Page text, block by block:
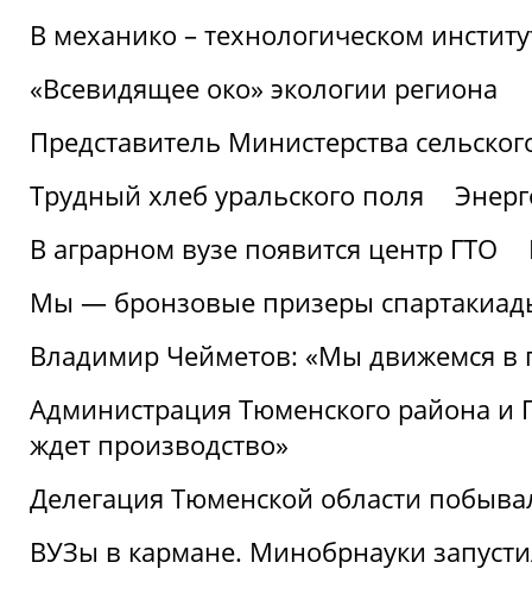
В механико – технологическом
«Всевидящее око» экологии региона
Представитель Министерства
Трудный хлеб уральского поля
В аграрном вузе появится центр ГТО
Мы — бронзовые призеры
Владимир Чейметов: «Мы движемся в
Администрация Тюменского района и
ждет производство»
Делегация Тюменской области
ВУЗы в кармане. Минобрнауки